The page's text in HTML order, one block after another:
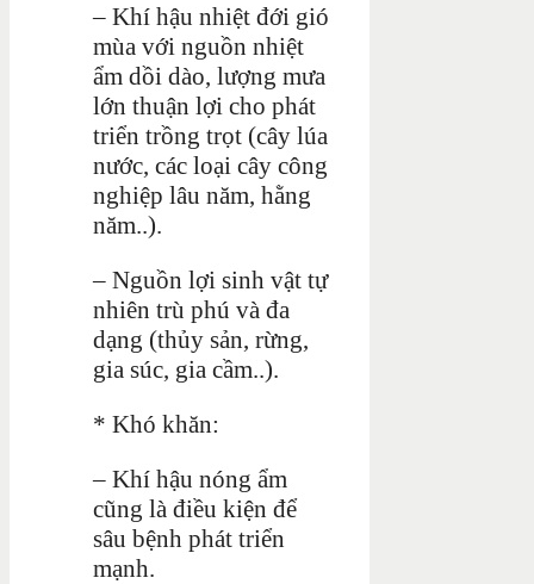
– Khí hậu nhiệt đới gió
mùa với nguồn nhiệt
ẩm dồi dào, lượng mưa
lớn thuận lợi cho phát
triển trồng trọt (cây lúa
nước, các loại cây công
nghiệp lâu năm, hằng
năm..).
– Nguồn lợi sinh vật tự
nhiên trù phú và đa
dạng (thủy sản, rừng,
gia súc, gia cầm..).
* Khó khăn:
– Khí hậu nóng ẩm
cũng là điều kiện để
sâu bệnh phát triển
mạnh.